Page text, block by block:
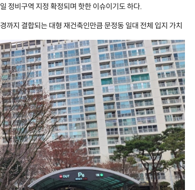
정비구역 지정 확정되며 핫한 이슈이기도 하다.
까지 결합되는 대형 재건축인만큼 문정동 일대 전체 입지 가치